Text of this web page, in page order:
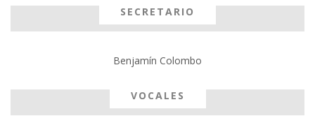
SECRETARIO
Benjamín Colombo
VOCALES